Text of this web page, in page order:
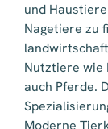
und
Nagetiere zu
Nutztiere wie
auch Pferde.
Moderne